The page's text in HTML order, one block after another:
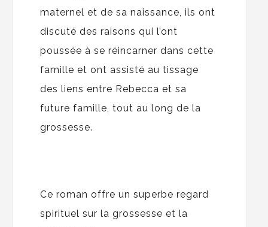
maternel et de sa naissance, ils ont
discuté des raisons qui l’ont
poussée à se réincarner dans cette
famille et ont assisté au tissage
des liens entre Rebecca et sa
future famille, tout au long de la
grossesse.
Ce roman offre un superbe regard
spirituel sur la grossesse et la